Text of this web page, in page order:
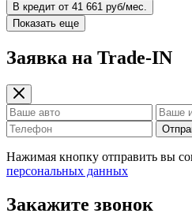
В кредит от 41 661 руб/мес.
Показать еще
Заявка на Trade-IN
Нажимая кнопку отправить вы
персональных данных
Закажите звонок